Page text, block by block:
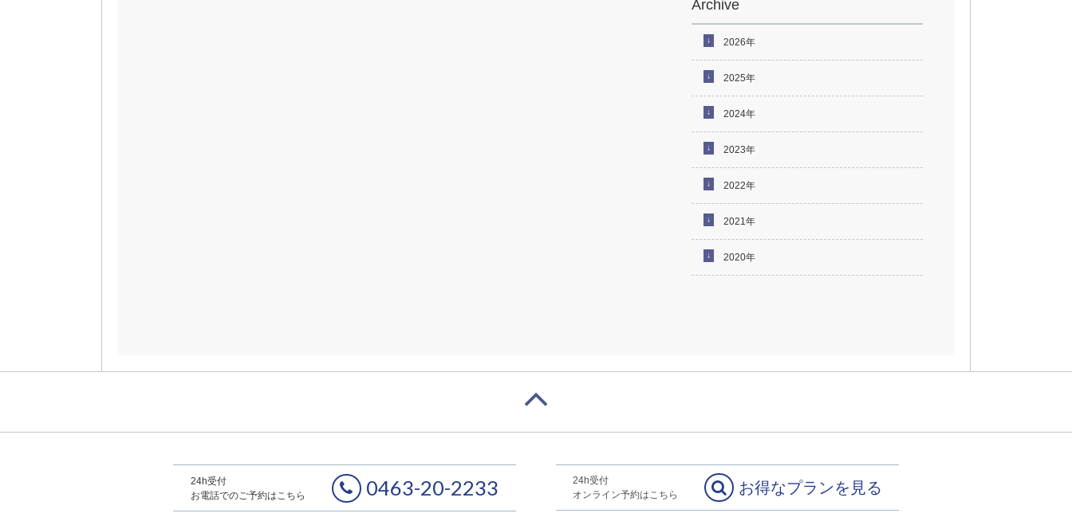
Archive
2026年
2025年
2024年
2023年
2022年
2021年
2020年
24h受付
お電話でのご予約はこちら
0463-20-2233
24h受付
オンライン予約はこちら
お得なプランを見る